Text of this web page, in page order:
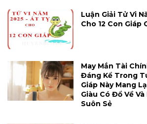
Luận Giải Tử Vi
Cho 12 Con Giáp
May Mắn Tài
Đáng Kể Trong
Giáp Này Mang
Giàu Có Đổ Về
Suôn Sẻ